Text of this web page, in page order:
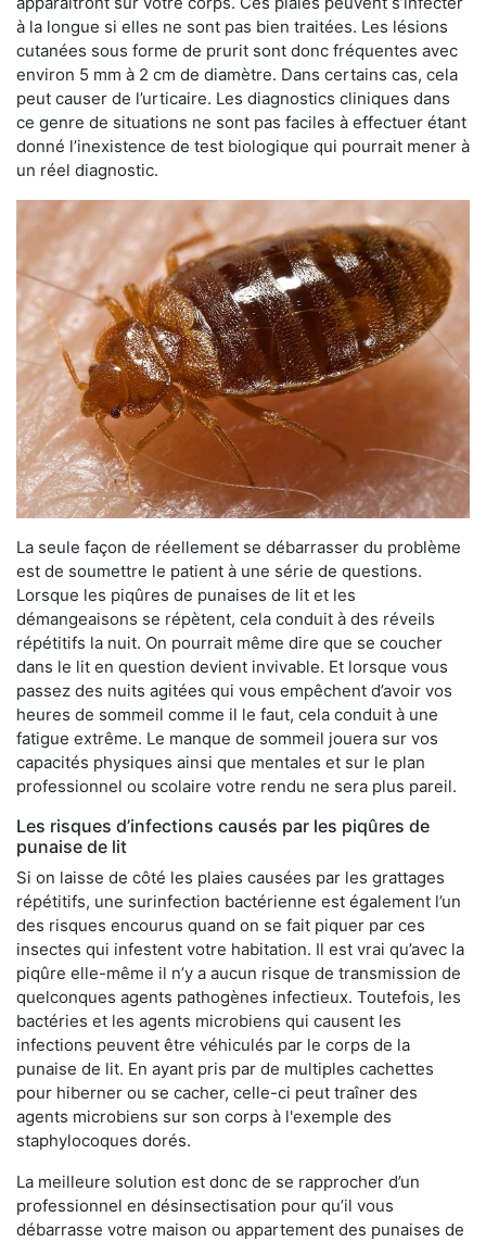
à la longue si elles ne sont pas bien traitées. Les lésions
cutanées sous forme de prurit sont donc fréquentes avec
environ 5 mm à 2 cm de diamètre. Dans certains cas, cela
peut causer de l’urticaire. Les diagnostics cliniques dans
ce genre de situations ne sont pas faciles à effectuer étant
donné l’inexistence de test biologique qui pourrait mener à
un réel diagnostic.
La seule façon de réellement se débarrasser du problème
est de soumettre le patient à une série de questions.
Lorsque les piqûres de punaises de lit et les
démangeaisons se répètent, cela conduit à des réveils
répétitifs la nuit. On pourrait même dire que se coucher
dans le lit en question devient invivable. Et lorsque vous
passez des nuits agitées qui vous empêchent d’avoir vos
heures de sommeil comme il le faut, cela conduit à une
fatigue extrême. Le manque de sommeil jouera sur vos
capacités physiques ainsi que mentales et sur le plan
professionnel ou scolaire votre rendu ne sera plus pareil.
Les risques d’infections causés par les piqûres de
punaise de lit
Si on laisse de côté les plaies causées par les grattages
répétitifs, une surinfection bactérienne est également l’un
des risques encourus quand on se fait piquer par ces
insectes qui infestent votre habitation. Il est vrai qu’avec la
piqûre elle-même il n’y a aucun risque de transmission de
quelconques agents pathogènes infectieux. Toutefois, les
bactéries et les agents microbiens qui causent les
infections peuvent être véhiculés par le corps de la
punaise de lit. En ayant pris par de multiples cachettes
pour hiberner ou se cacher, celle-ci peut traîner des
agents microbiens sur son corps à l'exemple des
staphylocoques dorés.
La meilleure solution est donc de se rapprocher d’un
professionnel en désinsectisation pour qu’il vous
débarrasse votre maison ou appartement des punaises de